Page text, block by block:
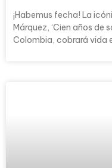
¡Habemus fecha! La
Márquez, ‘Cien años de
Colombia, cobrará vida